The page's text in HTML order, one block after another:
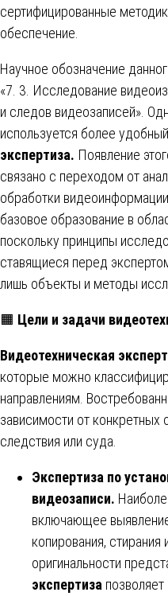
сертифицированные
обеспечение.
Научное обозначение
«7. 3. Исследование
и следов видеозаписей».
используется более
экспертиза. Появление
связано с переходом от
обработки
базовое образование в
поскольку принципы
ставящиеся перед
лишь объекты и методы
🟧 Цели и задачи
Видеотехническая
которые можно
направлениям.
зависимости от конкретных
следствия или суда.
Экспертиза по
видеозаписи.
включающее
копирования,
оригинальности
экспертиза